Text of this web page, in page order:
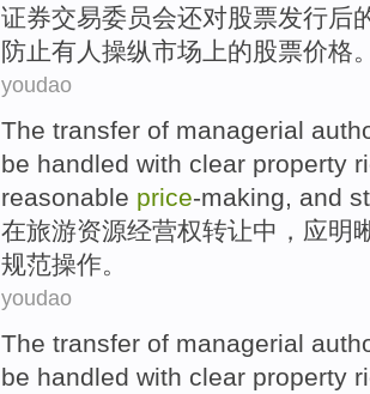
证券交易委员会还对股票发行后
防止有人操纵市场 上的股票价格
youdao
The transfer of managerial
be handled with clear property
reasonable price-making, and
在旅游资源经营权转让中 ， 应明
规范操作。
youdao
The transfer of managerial
be handled with clear property